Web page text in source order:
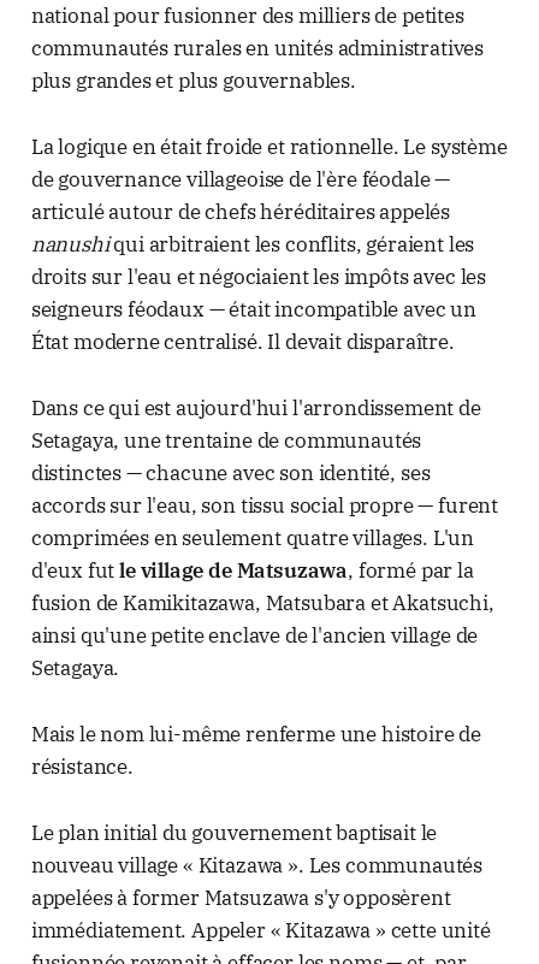
national pour fusionner des milliers de petites
communautés rurales en unités administratives
plus grandes et plus gouvernables.
La logique en était froide et rationnelle. Le système
de gouvernance villageoise de l'ère féodale —
articulé autour de chefs héréditaires appelés
nanushiqui arbitraient les conflits, géraient les
droits sur l'eau et négociaient les impôts avec les
seigneurs féodaux — était incompatible avec un
État moderne centralisé. Il devait disparaître.
Dans ce qui est aujourd'hui l'arrondissement de
Setagaya, une trentaine de communautés
distinctes — chacune avec son identité, ses
accords sur l'eau, son tissu social propre — furent
comprimées en seulement quatre villages. L'un
d'eux futle village de Matsuzawa, formé par la
fusion de Kamikitazawa, Matsubara et Akatsuchi,
ainsi qu'une petite enclave de l'ancien village de
Setagaya.
Mais le nom lui-même renferme une histoire de
résistance.
Le plan initial du gouvernement baptisait le
nouveau village « Kitazawa ». Les communautés
appelées à former Matsuzawa s'y opposèrent
immédiatement. Appeler « Kitazawa » cette unité